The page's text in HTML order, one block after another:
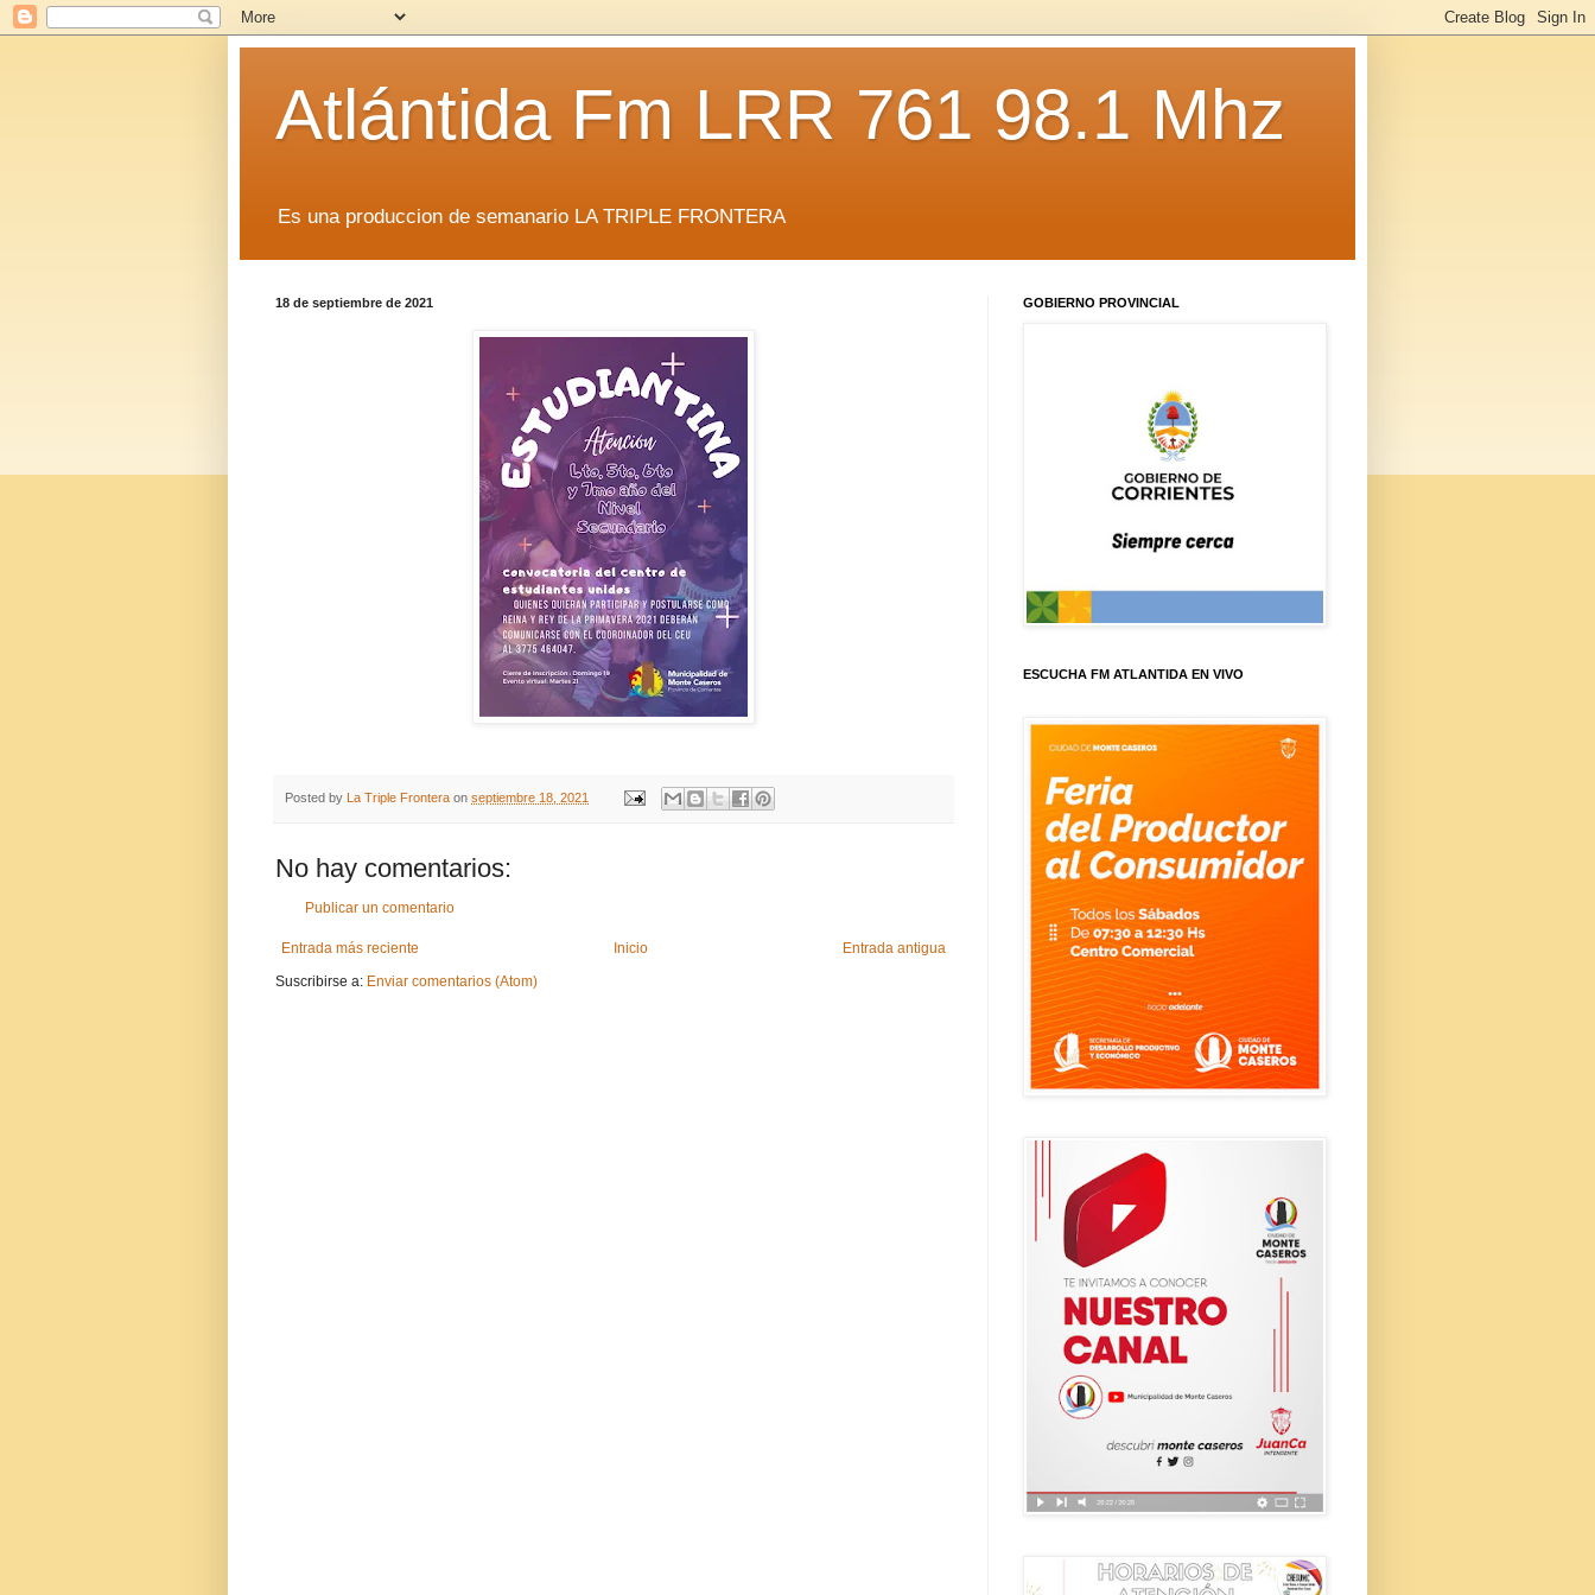
Atlántida Fm LRR 761 98.1 Mhz
Es una produccion de semanario LA TRIPLE FRONTERA
18 de septiembre de 2021
Posted by La Triple Frontera on septiembre 18, 2021
No hay comentarios:
Publicar un comentario
Entrada más reciente Entrada antigua
Inicio
Suscribirse a: Enviar comentarios (Atom)
GOBIERNO PROVINCIAL
ESCUCHA FM ATLANTIDA EN VIVO